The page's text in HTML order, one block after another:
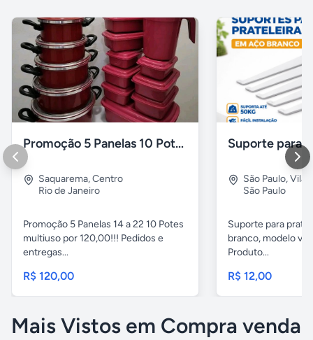
Promoção 5 Panelas 10 Potes Multiuso
Saquarema,Centro
Rio de Janeiro
Promoção 5 Panelas 14 a 22 10 Potes
multiuso por 120,00!!! Pedidos e
entregas...
R$ 120,00
São Paulo,Vila
São Paulo
Suporte para
branco, modelo
Produto...
R$ 12,00
Mais Vistos em Compra venda